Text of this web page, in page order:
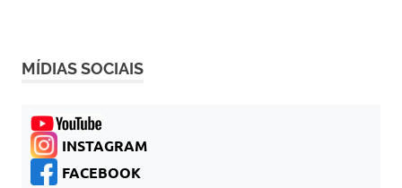
MÍDIAS SOCIAIS
INSTAGRAM
FACEBOOK